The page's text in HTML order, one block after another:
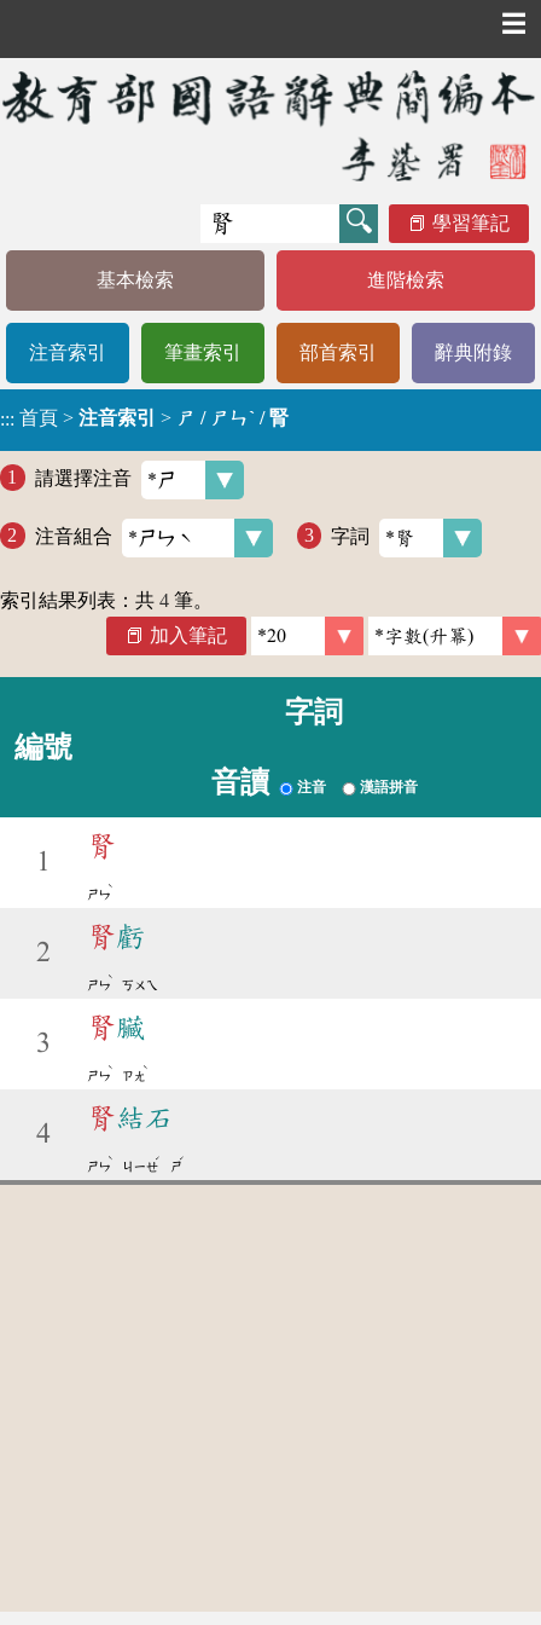
☰
學習筆記
基本檢索 進階檢索
注音索引 筆畫索引 部首索引 辭典附錄
::: 首頁 > 注音索引 > ㄕ / ㄕㄣˋ / 腎
請選擇注音
注音組合 字詞
索引結果列表：共 4 筆。
加入筆記
編號
字詞
音讀 注音 漢語拼音
1
腎
ㄕㄣ
ˋ
2
腎虧
ㄕㄣ
ˋ
ㄎㄨㄟ
3
腎臟
ㄕㄣ
ˋ
ㄗㄤ
ˋ
4
腎結石
ㄕㄣ
ˋ
ㄐㄧㄝ
ˊ
ㄕ
ˊ